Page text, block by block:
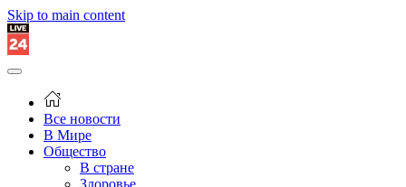
Skip to main content
Все новости
В Мире
Общество
В стране
Здоровье